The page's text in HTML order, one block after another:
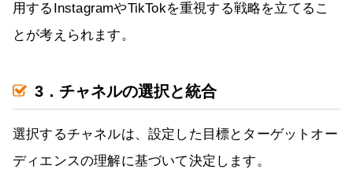
用するInstagramやTikTokを重視する戦略を立てるこ
とが考えられます。
3．チャネルの選択と統合
選択するチャネルは、設定した目標とターゲットオー
ディエンスの理解に基づいて決定します。